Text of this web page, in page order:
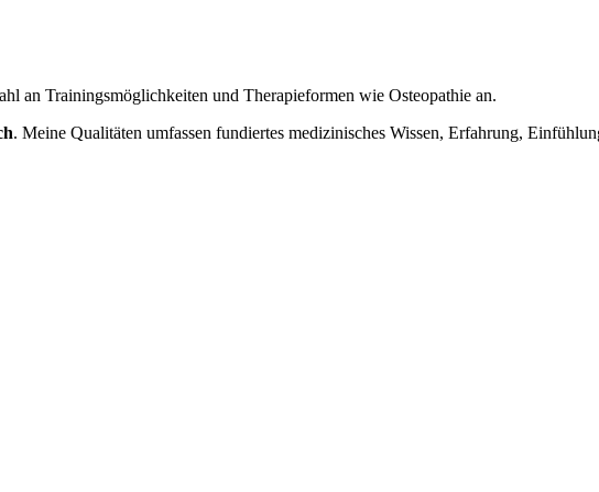
an Trainingsmöglichkeiten und Therapieformen wie Osteopathie an.
. Meine Qualitäten umfassen fundiertes medizinisches Wissen, Erfahrung,